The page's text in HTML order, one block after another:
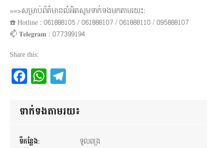
==>សម្រាប់ព័ត៌មានលំអិតសូមទាក់ទងមកតាមរយះ:
☎️ Hotline : 061888105 / 061888107 / 061888110 / 095888107
📫 𝐓𝐞𝐥𝐞𝐠𝐫𝐚𝐦 : 077399194
Share this:
Facebook
WhatsApp
ទាក់ទងតាមរយ៖
ទីកន្លែង:
ទួលពង្រ